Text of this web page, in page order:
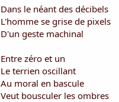
Dans le néant des décibels
L'homme se grise de pixels
D'un geste machinal
Entre zéro et un
Le terrien oscillant
Au moral en bascule
Veut bousculer les ombres